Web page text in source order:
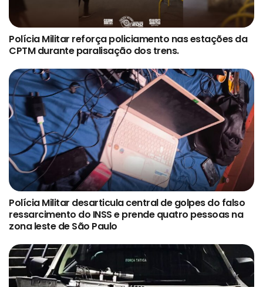
Polícia Militar reforça policiamento nas estações da
CPTM durante paralisação dos trens.
Polícia Militar desarticula central de golpes do falso
ressarcimento do INSS e prende quatro pessoas na
zona leste de São Paulo